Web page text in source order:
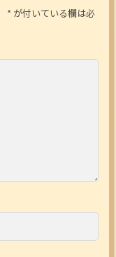
* が付いている欄は必